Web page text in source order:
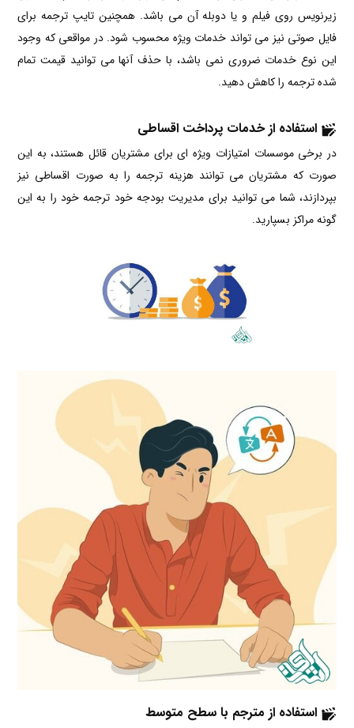
زیرنویس روی فیلم و یا دوبله آن می باشد. همچنین تایپ ترجمه برای
فایل صوتی نیز می تواند خدمات ویژه محسوب شود. در مواقعی که وجود
این نوع خدمات ضروری نمی باشد، با حذف آنها می توانید قیمت تمام
شده ترجمه را کاهش دهید.
استفاده از خدمات پرداخت اقساطی
در برخی موسسات امتیازات ویژه ای برای مشتریان قائل هستند، به این
صورت که مشتریان می توانند هزینه ترجمه را به صورت اقساطی نیز
بپردازند، شما می توانید برای مدیریت بودجه خود ترجمه خود را به این
گونه مراکز بسپارید.
استفاده از مترجم با سطح متوسط